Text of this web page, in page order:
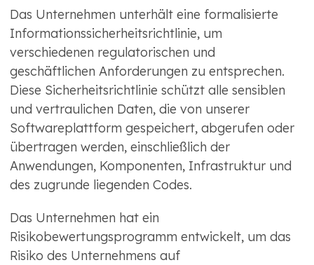
Das Unternehmen unterhält eine formalisierte
Informationssicherheitsrichtlinie, um
verschiedenen regulatorischen und
geschäftlichen Anforderungen zu entsprechen.
Diese Sicherheitsrichtlinie schützt alle sensiblen
und vertraulichen Daten, die von unserer
Softwareplattform gespeichert, abgerufen oder
übertragen werden, einschließlich der
Anwendungen, Komponenten, Infrastruktur und
des zugrunde liegenden Codes.
Das Unternehmen hat ein
Risikobewertungsprogramm entwickelt, um das
Risiko des Unternehmens auf